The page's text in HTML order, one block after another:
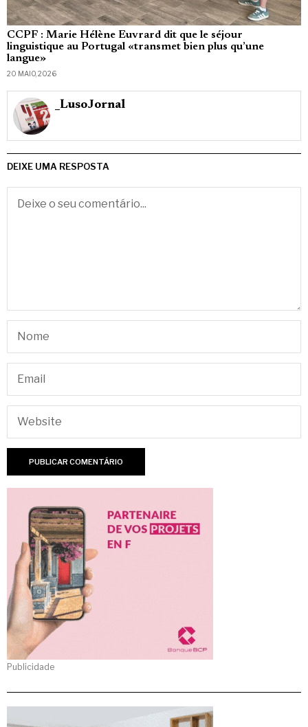
CCPF : Marie Hélène Euvrard dit que le séjour
linguistique au Portugal «transmet bien plus qu’une
langue»
20 MAIO, 2026
_LusoJornal
DEIXE UMA RESPOSTA
Publicidade